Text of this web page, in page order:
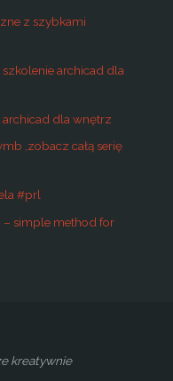
z szybkami
archicad dla
archicad dla wnętrz
,zobacz całą serię
#prl
– simple method for
kreatywnie